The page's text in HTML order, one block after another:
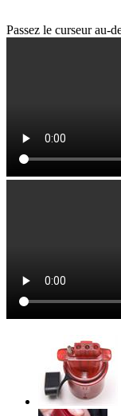
Passez le curseur au-